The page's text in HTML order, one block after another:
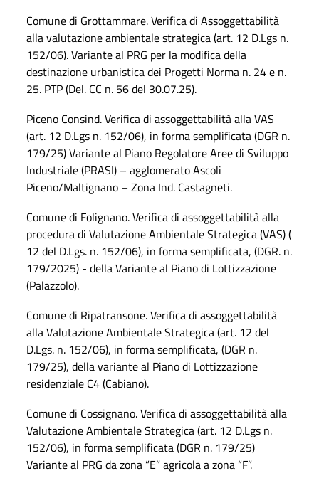
Comune di Grottammare. Verifica di Assoggettabilità
alla valutazione ambientale strategica (art. 12 D.Lgs n.
152/06). Variante al PRG per la modifica della
destinazione urbanistica dei Progetti Norma n. 24 e n.
25. PTP (Del. CC n. 56 del 30.07.25).
Piceno Consind. Verifica di assoggettabilità alla VAS
(art. 12 D.Lgs n. 152/06), in forma semplificata (DGR n.
179/25) Variante al Piano Regolatore Aree di Sviluppo
Industriale (PRASI) – agglomerato Ascoli
Piceno/Maltignano – Zona Ind. Castagneti.
Comune di Folignano. Verifica di assoggettabilità alla
procedura di Valutazione Ambientale Strategica (VAS) (
12 del D.Lgs. n. 152/06), in forma semplificata, (DGR. n.
179/2025) - della Variante al Piano di Lottizzazione
(Palazzolo).
Comune di Ripatransone. Verifica di assoggettabilità
alla Valutazione Ambientale Strategica (art. 12 del
D.Lgs. n. 152/06), in forma semplificata, (DGR n.
179/25), della variante al Piano di Lottizzazione
residenziale C4 (Cabiano).
Comune di Cossignano. Verifica di assoggettabilità alla
Valutazione Ambientale Strategica (art. 12 D.Lgs n.
152/06), in forma semplificata (DGR n. 179/25)
Variante al PRG da zona “E” agricola a zona “F”.